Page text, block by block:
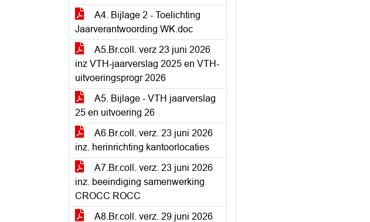
A4. Bijlage 2 - Toelichting
Jaarverantwoording WK.doc
A5.Br.coll. verz 23 juni 2026
inz VTH-jaarverslag 2025 en VTH-
uitvoeringsprogr 2026
A5. Bijlage - VTH jaarverslag
25 en uitvoering 26
A6.Br.coll. verz. 23 juni 2026
inz. herinrichting kantoorlocaties
A7.Br.coll. verz. 23 juni 2026
inz. beeindiging samenwerking
CROCC ROCC
A8.Br.coll. verz. 29 juni 2026